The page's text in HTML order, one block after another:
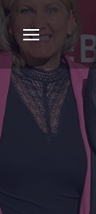
Skip
to
content
(Press
Enter)